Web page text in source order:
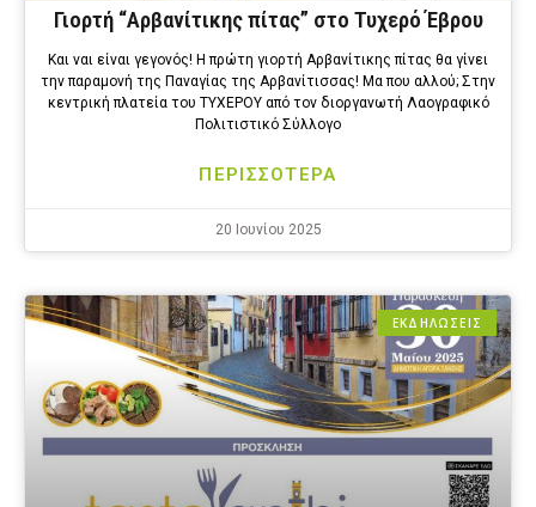
Γιορτή “Αρβανίτικης πίτας” στο Τυχερό Έβρου
Και ναι είναι γεγονός! Η πρώτη γιορτή Αρβανίτικης πίτας θα γίνει
την παραμονή της Παναγίας της Αρβανίτισσας! Μα που αλλού; Στην
κεντρική πλατεία του ΤΥΧΕΡΟΥ από τον διοργανωτή Λαογραφικό
Πολιτιστικό Σύλλογο
ΠΕΡΙΣΣΟΤΕΡΑ
20 Ιουνίου 2025
ΕΚΔΗΛΩΣΕΙΣ